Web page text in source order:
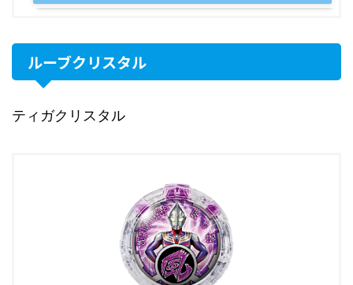
ルーブクリスタル
ティガクリスタル